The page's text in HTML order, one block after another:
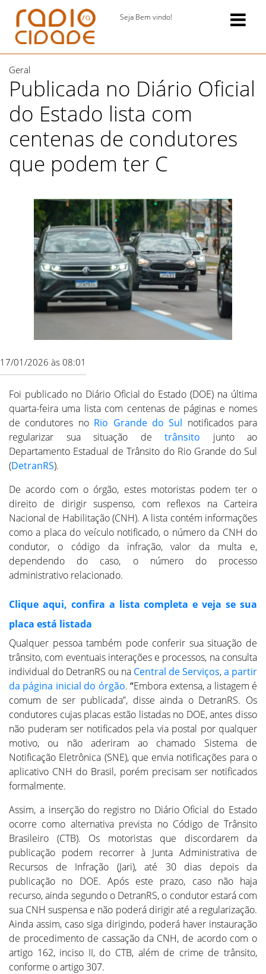
Seja Bem vindo!
Geral
Publicada no Diário Oficial
do Estado lista com
centenas de condutores
que podem ter C
17/01/2026 às 08:01
Foi publicado no Diário Oficial do Estado (DOE) na última
quarta-feira uma lista com centenas de páginas e nomes
de condutores no Rio Grande do Sul notificados para
regularizar sua situação de trânsito junto ao
Departamento Estadual de Trânsito do Rio Grande do Sul
(DetranRS).
De acordo com o órgão, estes motoristas podem ter o
direito de dirigir suspenso, com reflexos na Carteira
Nacional de Habilitação (CNH). A lista contém informações
como a placa do veículo notificado, o número da CNH do
condutor, o código da infração, valor da multa e,
dependendo do caso, o número do processo
administrativo relacionado.
Clique aqui, confira a lista completa e veja se sua
placa está listada
Qualquer pessoa também pode conferir sua situação de
trânsito, com eventuais interações e processos, na consulta
individual do DetranRS ou na Central de Serviços,a partir
da página inicial do órgão. “Embora extensa, a listagem é
comum de ser publicada”, disse ainda o DetranRS. Os
condutores cujas placas estão listadas no DOE, antes disso
não puderam ser notificados pela via postal por qualquer
motivo, ou não aderiram ao chamado Sistema de
Notificação Eletrônica (SNE), que envia notificações para o
aplicativo CNH do Brasil, porém precisam ser notificados
formalmente.
Assim, a inserção do registro no Diário Oficial do Estado
ocorre como alternativa prevista no Código de Trânsito
Brasileiro (CTB). Os motoristas que discordarem da
publicação podem recorrer à Junta Administrativa de
Recursos de Infração (Jari), até 30 dias depois da
publicação no DOE. Após este prazo, caso não haja
recurso, ainda segundo o DetranRS, o condutor estará com
sua CNH suspensa e não poderá dirigir até a regularização.
Ainda assim, caso siga dirigindo, poderá haver instauração
de procedimento de cassação da CNH, de acordo com o
artigo 162, inciso II, do CTB, além de crime de trânsito,
conforme o artigo 307.